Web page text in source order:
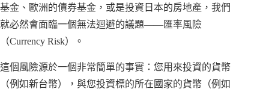
基金、歐洲的債券基金，或是投資日本的房地產，我們
就必然會面臨一個無法迴避的議題——匯率風險
（Currency Risk）。
這個風險源於一個非常簡單的事實：您用來投資的貨幣
（例如新台幣），與您投資標的所在國家的貨幣（例如